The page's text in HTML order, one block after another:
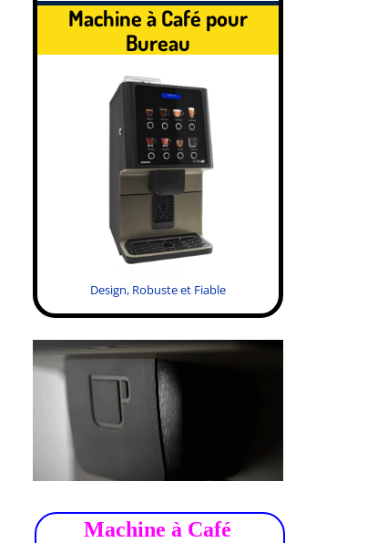
Machine à Café pour
Bureau
Design, Robuste et Fiable
Machine à Café